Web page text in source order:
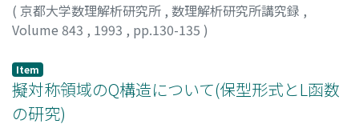
( 京都大学数理解析研究所 , 数理解析研究所講究録 ,
Volume 843 , 1993 , pp.130-135 )
Item
擬対称領域のQ構造について(保型形式とL函数
の研究)